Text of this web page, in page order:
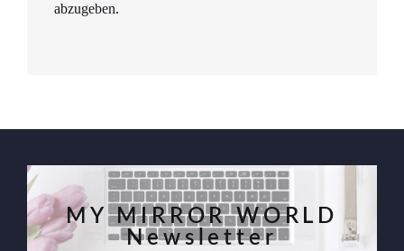
abzugeben.
MY MIRROR WORLD
Newsletter